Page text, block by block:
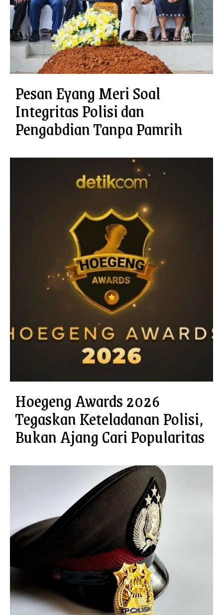
Pesan Eyang Meri Soal
Integritas Polisi dan
Pengabdian Tanpa Pamrih
Hoegeng Awards 2026
Tegaskan Keteladanan Polisi,
Bukan Ajang Cari Popularitas